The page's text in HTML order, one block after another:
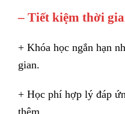
– Tiết kiệm thời
+ Khóa học ngắn hạn
gian.
+ Học phí hợp lý đáp
thêm.